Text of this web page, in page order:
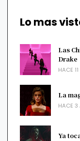
Lo mas
Las
Drake
HACE
La
HACE 3
Ya